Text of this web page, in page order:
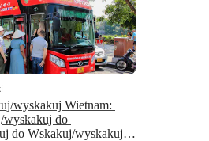
wyskakuj Wietnam:
wyskakuj do
do Wskakuj/wyskakuj